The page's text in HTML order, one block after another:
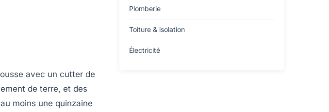
avec un cutter de
de terre, et des
moins une quinzaine
Plomberie
Toiture & isolation
Électricité